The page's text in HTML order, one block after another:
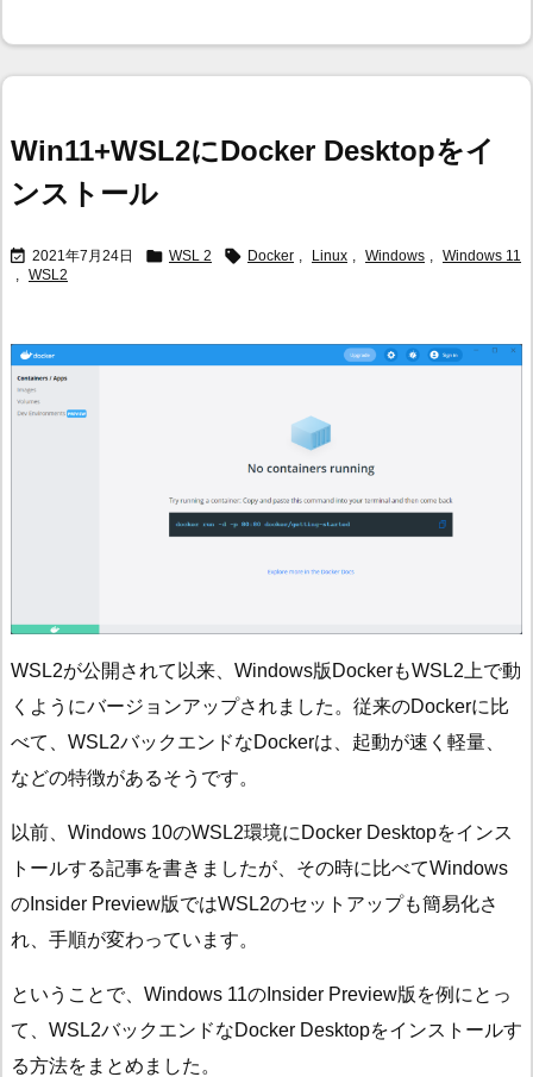
Win11+WSL2にDocker Desktopをイ
ンストール
 2021年7月24日  WSL 2  Docker , Linux , Windows , Windows 11
, WSL2
WSL2が公開されて以来、Windows版DockerもWSL2上で動
くようにバージョンアップされました。従来のDockerに比
べて、WSL2バックエンドなDockerは、起動が速く軽量、
などの特徴があるそうです。
以前、Windows 10のWSL2環境にDocker Desktopをインス
トールする記事を書きましたが、その時に比べてWindows
のInsider Preview版ではWSL2のセットアップも簡易化さ
れ、手順が変わっています。
ということで、Windows 11のInsider Preview版を例にとっ
て、WSL2バックエンドなDocker Desktopをインストールす
る方法をまとめました。